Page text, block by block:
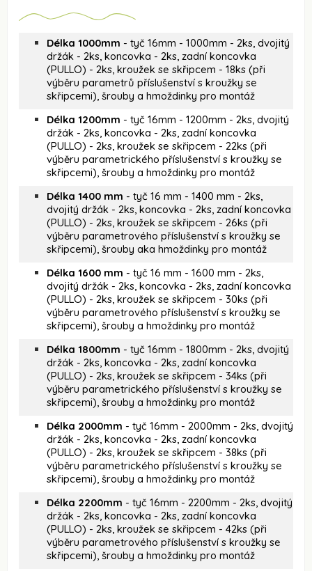
Délka 1000mm - tyč 16mm - 1000mm - 2ks, dvojitý
držák - 2ks, koncovka - 2ks, zadní koncovka
(PULLO) - 2ks, kroužek se skřipcem - 18ks (při
výběru parametrů příslušenství s kroužky se
skřipcemi), šrouby a hmoždinky pro montáž
Délka 1200mm - tyč 16mm - 1200mm - 2ks, dvojitý
držák - 2ks, koncovka - 2ks, zadní koncovka
(PULLO) - 2ks, kroužek se skřipcem - 22ks (při
výběru parametrického příslušenství s kroužky se
skřipcemi), šrouby a hmoždinky pro montáž
Délka 1400 mm - tyč 16 mm - 1400 mm - 2ks,
dvojitý držák - 2ks, koncovka - 2ks, zadní koncovka
(PULLO) - 2ks, kroužek se skřipcem - 26ks (při
výběru parametrového příslušenství s kroužky se
skřipcemi), šrouby aka hmoždinky pro montáž
Délka 1600 mm - tyč 16 mm - 1600 mm - 2ks,
dvojitý držák - 2ks, koncovka - 2ks, zadní koncovka
(PULLO) - 2ks, kroužek se skřipcem - 30ks (při
výběru parametrového příslušenství s kroužky se
skřipcemi), šrouby a hmoždinky pro montáž
Délka 1800mm - tyč 16mm - 1800mm - 2ks, dvojitý
držák - 2ks, koncovka - 2ks, zadní koncovka
(PULLO) - 2ks, kroužek se skřipcem - 34ks (při
výběru parametrického příslušenství s kroužky se
skřipcemi), šrouby a hmoždinky pro montáž
Délka 2000mm - tyč 16mm - 2000mm - 2ks, dvojitý
držák - 2ks, koncovka - 2ks, zadní koncovka
(PULLO) - 2ks, kroužek se skřipcem - 38ks (při
výběru parametrického příslušenství s kroužky se
skřipcemi), šrouby a hmoždinky pro montáž
Délka 2200mm - tyč 16mm - 2200mm - 2ks, dvojitý
držák - 2ks, koncovka - 2ks, zadní koncovka
(PULLO) - 2ks, kroužek se skřipcem - 42ks (při
výběru parametrového příslušenství s kroužky se
skřipcemi), šrouby a hmoždinky pro montáž